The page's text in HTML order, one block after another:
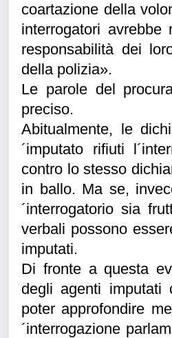
coartazione della
interrogatori
responsabilità dei
della polizia».
Le parole del
preciso.
Abitualmente, le
´imputato rifiuti
contro lo stesso
in ballo. Ma se,
´interrogatorio sia
verbali possono
imputati.
Di fronte a questa
degli agenti imputati
poter approfondire
´interrogazione